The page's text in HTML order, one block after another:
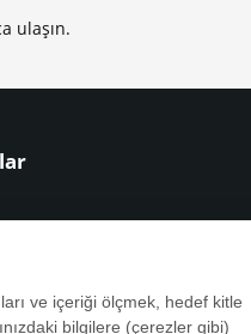
ulaşın.
Videoları
Videoları
ve içeriği ölçmek, hedef kitle
bilgilere (çerezler gibi)